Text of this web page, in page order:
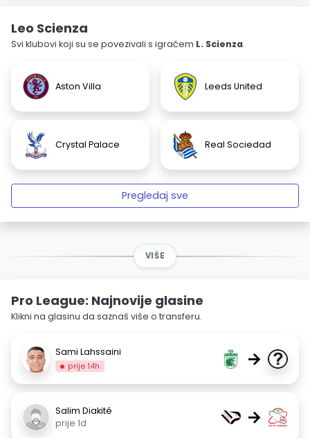
Leo Scienza
Svi klubovi koji su se povezivali s igračem L. Scienza.
Aston Villa Leeds United
Crystal Palace Real Sociedad
Pregledaj sve
VIŠE
Pro League: Najnovije glasine
Klikni na glasinu da saznaš više o transferu.
Sami Lahssaini
prije 14h →
Salim Diakité
prije 1d
→